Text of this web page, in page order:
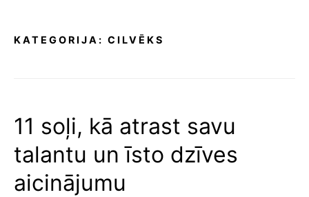
KATEGORIJA: CILVĒKS
11 soļi, kā atrast savu
talantu un īsto dzīves
aicinājumu